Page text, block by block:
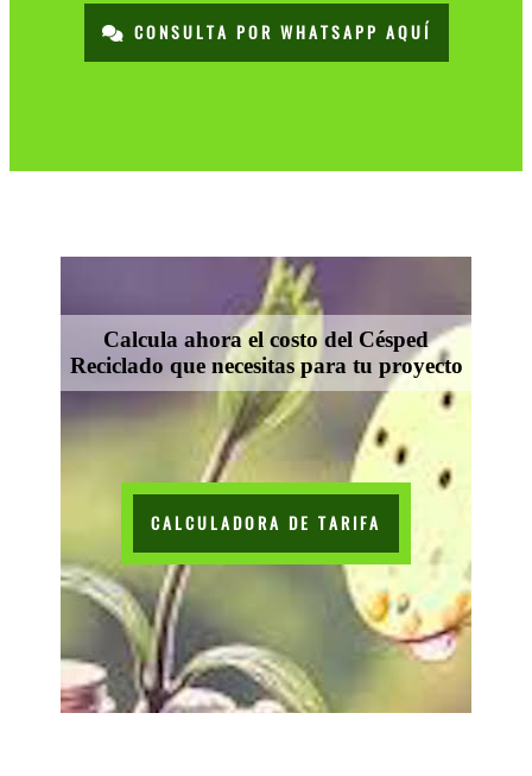
CONSULTA POR WHATSAPP AQUÍ
Calcula ahora el costo del Césped
Reciclado que necesitas para tu proyecto
CALCULADORA DE TARIFA